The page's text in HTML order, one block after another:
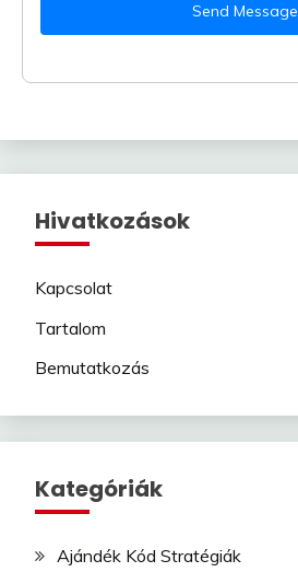
Send Message
Hivatkozások
Kapcsolat
Tartalom
Bemutatkozás
Kategóriák
Ajándék Kód Stratégiák